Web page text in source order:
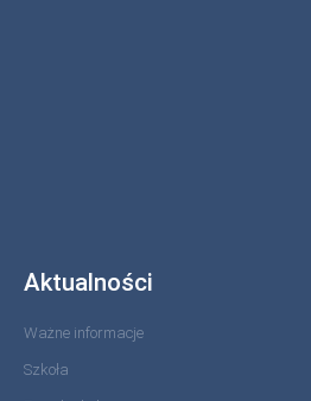
Aktualności
Ważne informacje
Szkoła